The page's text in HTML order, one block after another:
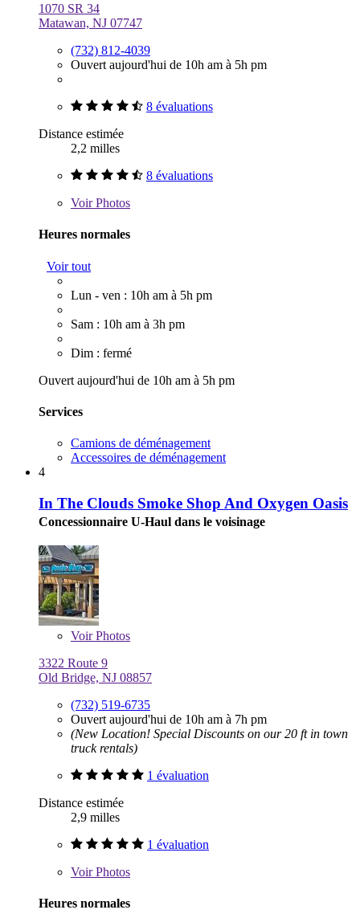
1070 SR 34
Matawan, NJ 07747
(732) 812-4039
Ouvert aujourd'hui de 10h am à 5h pm
8 évaluations
Distance estimée
2,2 milles
8 évaluations
VoirPhotos
Heures normales
Voir tout
Lun - ven : 10h am à 5h pm
Sam : 10h am à 3h pm
Dim : fermé
Ouvert aujourd'hui de 10h am à 5h pm
Services
Camions de déménagement
Accessoires de déménagement
4
In The Clouds Smoke Shop And Oxygen Oasis
Concessionnaire U-Haul dans le voisinage
VoirPhotos
3322 Route 9
Old Bridge, NJ 08857
(732) 519-6735
Ouvert aujourd'hui de 10h am à 7h pm
(New Location! Special Discounts on our 20 ft in town
truck rentals)
1 évaluation
Distance estimée
2,9 milles
1 évaluation
VoirPhotos
Heures normales